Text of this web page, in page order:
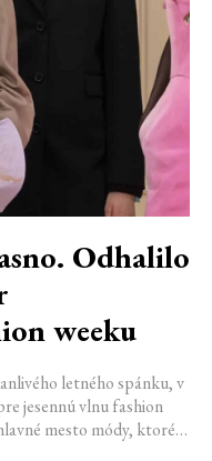
Odhalilo
weeku
letného spánku, v
jesennú vlnu fashion
mesto módy, ktoré